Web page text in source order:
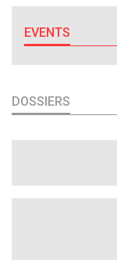
EVENTS
DOSSIERS